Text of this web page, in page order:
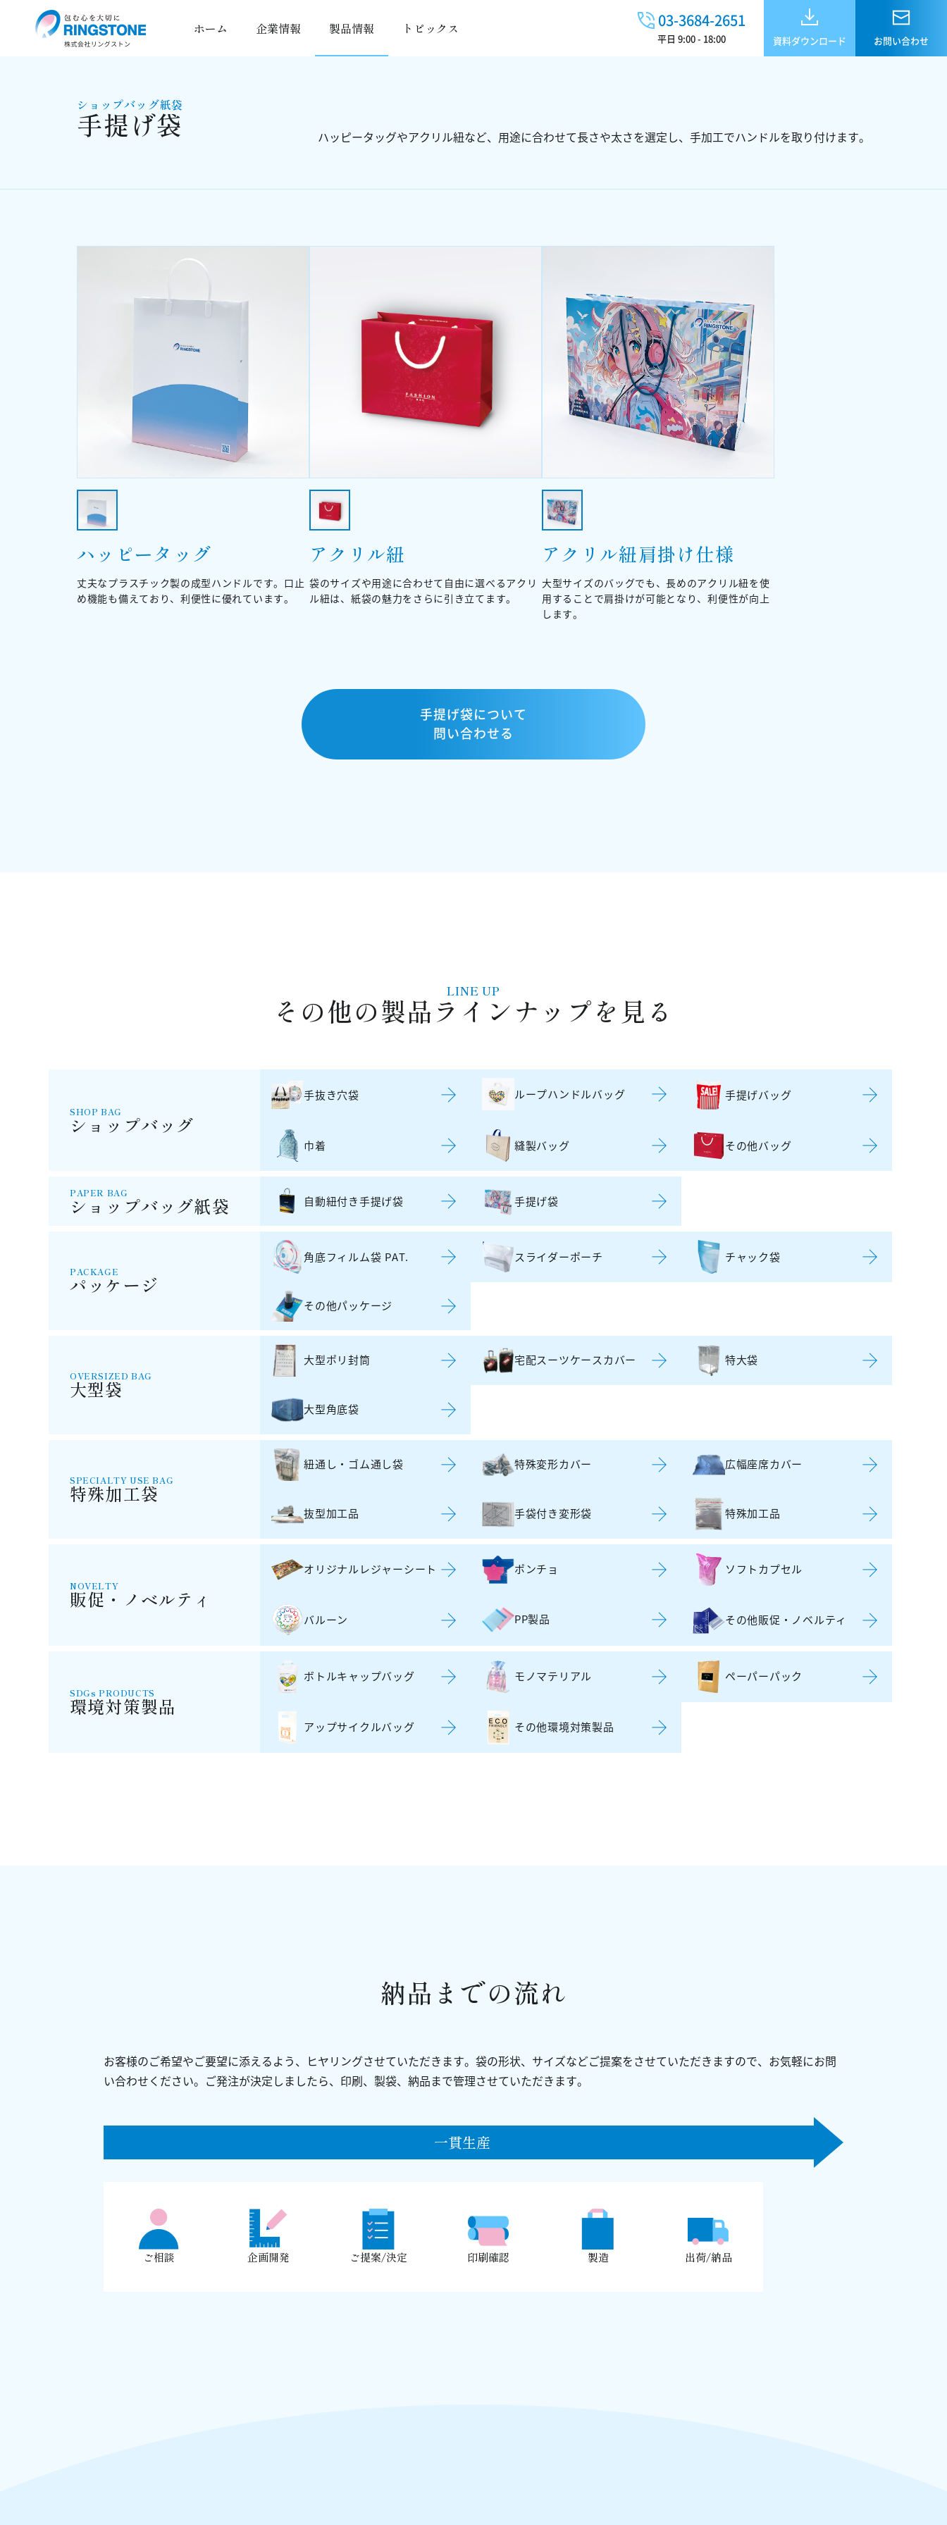
ホーム 企業情報 製品情報 トピックス 03-3684-2651
平日 9:00 - 18:00 資料ダウンロード お問い合わせ
ショップバッグ紙袋
手提げ袋 ハッピータッグやアクリル紐など、用途に合わせて長さや太さを選定し、手加工でハンドルを取り付けます。
ハッピータッグ
丈夫なプラスチック製の成型ハンドルです。口止
め機能も備えており、利便性に優れています。
アクリル紐
袋のサイズや用途に合わせて自由に選べるアクリ
ル紐は、紙袋の魅力をさらに引き立てます。
アクリル紐肩掛け仕様
大型サイズのバッグでも、長めのアクリル紐を使
用することで肩掛けが可能となり、利便性が向上
します。
手提げ袋について
問い合わせる
LINE UP
その他の製品ラインナップを見る
SHOP BAG
ショップバッグ
手抜き穴袋 ループハンドルバッグ 手提げバッグ
巾着 縫製バッグ その他バッグ
PAPER BAG
ショップバッグ紙袋 自動紐付き手提げ袋 手提げ袋
PACKAGE
パッケージ
角底フィルム袋 PAT. スライダーポーチ チャック袋
その他パッケージ
OVERSIZED BAG
大型袋
大型ポリ封筒 宅配スーツケースカバー 特大袋
大型角底袋
SPECIALTY USE BAG
特殊加工袋
紐通し・ゴム通し袋 特殊変形カバー 広幅座席カバー
抜型加工品 手袋付き変形袋 特殊加工品
NOVELTY
販促・ノベルティ
オリジナルレジャーシート ポンチョ ソフトカプセル
バルーン PP製品 その他販促・ノベルティ
SDGs PRODUCTS
環境対策製品
ボトルキャップバッグ モノマテリアル ペーパーパック
アップサイクルバッグ その他環境対策製品
納品までの流れ
お客様のご希望やご要望に添えるよう、ヒヤリングさせていただきます。袋の形状、サイズなどご提案をさせていただきますので、お気軽にお問
い合わせください。ご発注が決定しましたら、印刷、製袋、納品まで管理させていただきます。
一貫生産
ご相談 企画開発 ご提案/決定 印刷確認 製造 出荷/納品